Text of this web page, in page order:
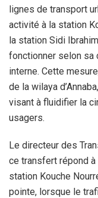
lignes de transport
activité à la station
la station Sidi
fonctionner selon sa
interne. Cette
de la wilaya
visant à fluidifier la
usagers.
Le directeur des
ce transfert répond
station Kouche
pointe, lorsque le